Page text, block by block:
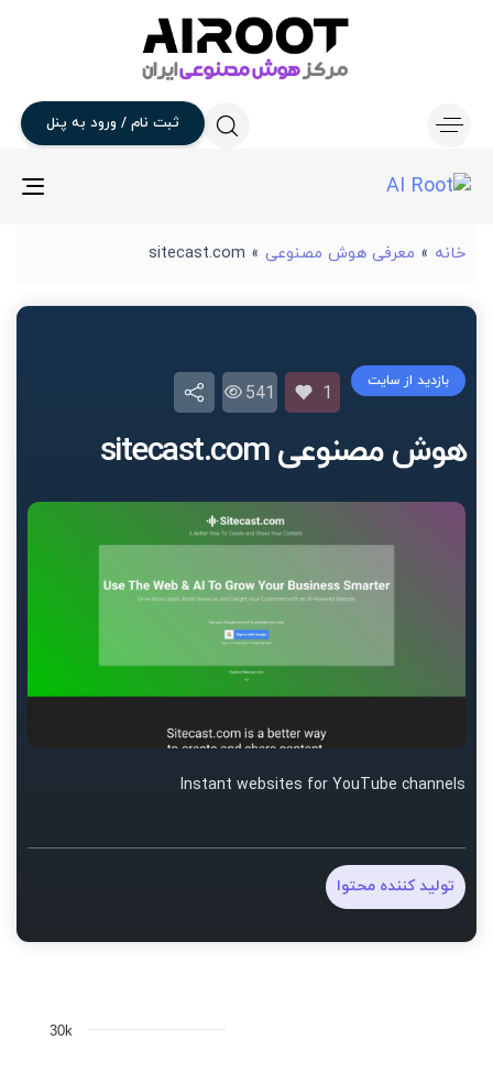
ثبت نام / ورود به پنل
خانه » معرفی هوش مصنوعی »
sitecast.com
هوش مصنوعی sitecast.com
بازدید از سایت
1
541
Instant websites for YouTube channels
تولید کننده محتوا
30k